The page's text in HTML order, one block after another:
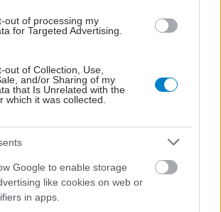
out of processing my
for Targeted Advertising.
out of Collection, Use,
and/or Sharing of my
that Is Unrelated with the
which it was collected.
Google to enable storage
like cookies on web or
in apps.